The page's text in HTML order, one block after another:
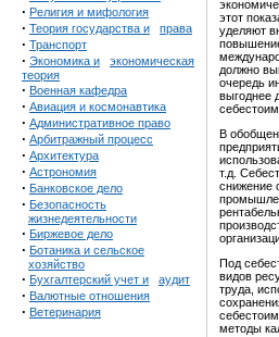
· Религия и мифология
· Теория государства и права
· Транспорт
· Экономика и
экономическая
теория
· Военная кафедра
· Авиация и космонавтика
· Административное право
· Арбитражный процесс
· Архитектура
· Астрономия
· Банковское дело
· Безопасность
жизнедеятельности
· Биржевое дело
· Ботаника и сельское
хозяйство
· Бухгалтерский учет и аудит
· Валютные отношения
· Ветеринария
этот
уделяют
должно
очередь
выгоднее
В
т.д.
снижение
Под
видов
труда,
методы